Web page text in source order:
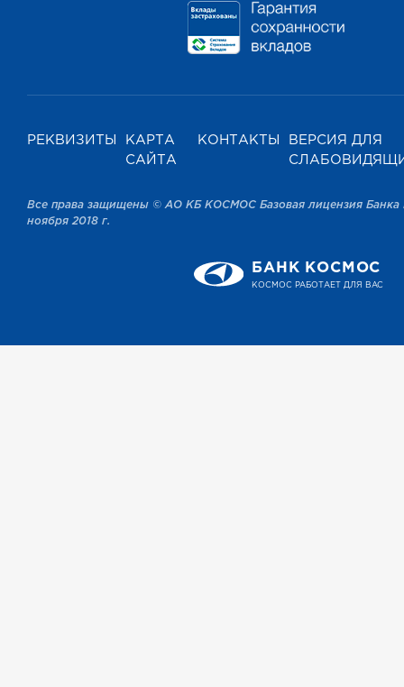
РЕКВИЗИТЫ
КАРТА
САЙТА
КОНТАКТЫ
ВЕРСИЯ ДЛЯ
Все права защищены © АО КБ КОСМОС Базовая лицензия Банка
ноября 2018 г.